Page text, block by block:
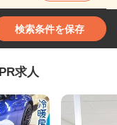
検索条件を保存
求人